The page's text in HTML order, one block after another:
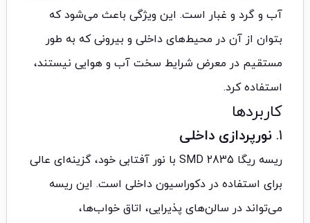
آب و گرد و غبار است. این ویژگی باعث می‌شود که
بتوان از آن در محیط‌های داخلی و بیرونی که به طور
مستقیم در معرض شرایط سخت آب و هوایی نیستند،
استفاده کرد.
کاربردها
1. نورپردازی داخلی
ریسه ریگا 2835 SMD با نور آفتابی خود، گزینه‌ای عالی
برای استفاده در دکوراسیون داخلی است. این ریسه
می‌تواند در سالن‌های پذیرایی، اتاق خواب‌ها،